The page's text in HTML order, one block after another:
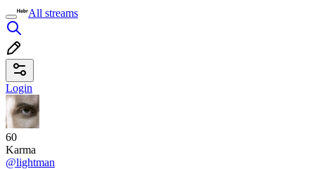
All streams
Login
60
Karma
@lightman